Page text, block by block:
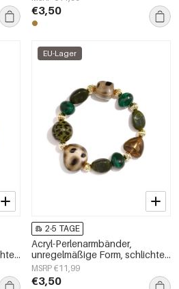
€3,50
EU-Lager
2-5 TAGE
Acryl-Perlenarmbänder,
unregelmäßige Form, schlichte
Alltagsserie, Damenschmuck
MSRP €11,99
€3,50